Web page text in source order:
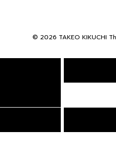
© 2026 TAKEO KIKUCHI